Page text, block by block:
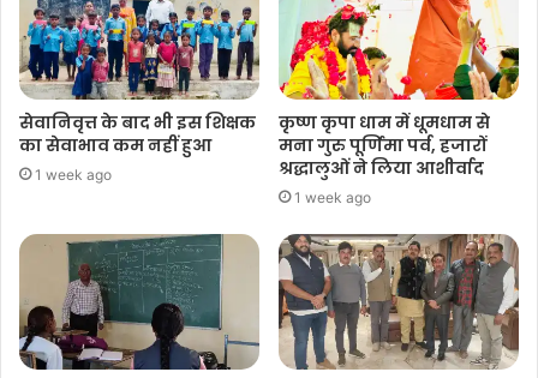
सेवानिवृत्त के बाद भी इस शिक्षक
का सेवाभाव कम नहीं हुआ
1 week ago
कृष्ण कृपा धाम में धूमधाम से
मना गुरु पूर्णिमा पर्व, हजारों
श्रद्धालुओं ने लिया आशीर्वाद
1 week ago